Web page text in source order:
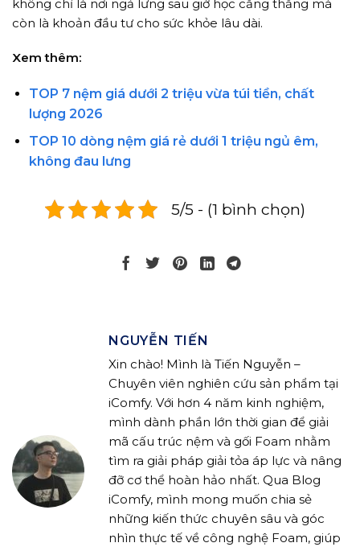
không chỉ là nơi ngả lưng sau giờ học căng thẳng mà
còn là khoản đầu tư cho sức khỏe lâu dài.
Xem thêm:
TOP 7 nệm giá dưới 2 triệu vừa túi tiền, chất
lượng 2026
TOP 10 dòng nệm giá rẻ dưới 1 triệu ngủ êm,
không đau lưng
5/5 - (1 bình chọn)
NGUYỄN TIẾN
Xin chào! Mình là Tiến Nguyễn –
Chuyên viên nghiên cứu sản phẩm tại
iComfy. Với hơn 4 năm kinh nghiệm,
mình dành phần lớn thời gian để giải
mã cấu trúc nệm và gối Foam nhằm
tìm ra giải pháp giải tỏa áp lực và nâng
đỡ cơ thể hoàn hảo nhất. Qua Blog
iComfy, mình mong muốn chia sẻ
những kiến thức chuyên sâu và góc
nhìn thực tế về công nghệ Foam, giúp